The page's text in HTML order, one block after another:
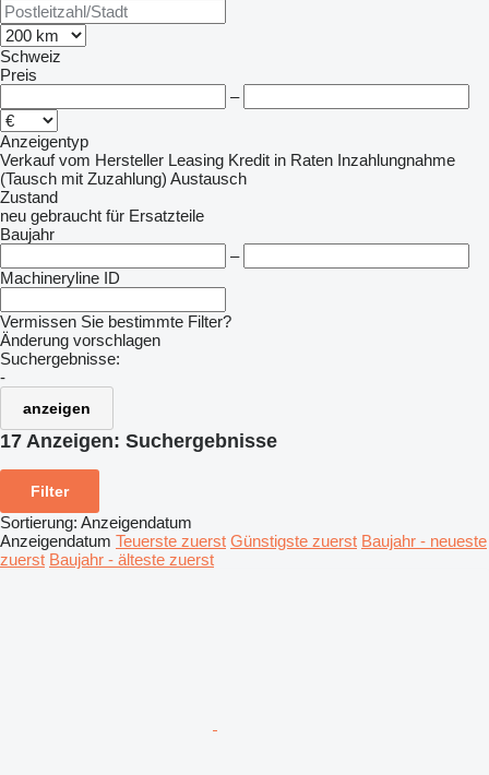
Schweiz
Preis
–
Anzeigentyp
Verkauf vom Hersteller Leasing Kredit in Raten Inzahlungnahme
(Tausch mit Zuzahlung) Austausch
Zustand
neu gebraucht für Ersatzteile
Baujahr
–
Machineryline ID
Vermissen Sie bestimmte Filter?
Änderung vorschlagen
Suchergebnisse:
-
anzeigen
17 Anzeigen: Suchergebnisse
Filter
Sortierung: Anzeigendatum
Anzeigendatum Teuerste zuerst Günstigste zuerst Baujahr - neueste
zuerst Baujahr - älteste zuerst